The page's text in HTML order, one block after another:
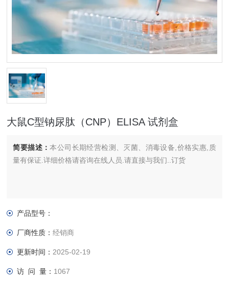
大鼠C型钠尿肽（CNP）ELISA 试剂盒
简要描述：本公司长期经营检测、灭菌、消毒设备,价格实惠,质
量有保证.详细价格请咨询在线人员.请直接与我们..订货
产品型号：
厂商性质：经销商
更新时间： 2025-02-19
访 问 量： 1067